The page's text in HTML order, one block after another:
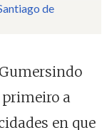
a
en que